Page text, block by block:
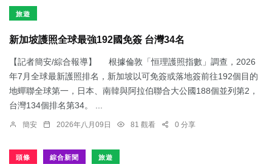
旅遊
新加坡護照全球最強192國免簽 台灣34名
【記者簡安/綜合報導】 根據倫敦「恒理護照指數」調查，2026
年7月全球最新護照排名，新加坡以可免簽或落地簽前往192個目的
地蟬聯全球第一，日本、南韓與阿拉伯聯合大公國188個並列第2，
台灣134個排名第34。 ...
簡安 2026年八月09日 81 觀看 0 分享
頭條 綜合新聞 旅遊